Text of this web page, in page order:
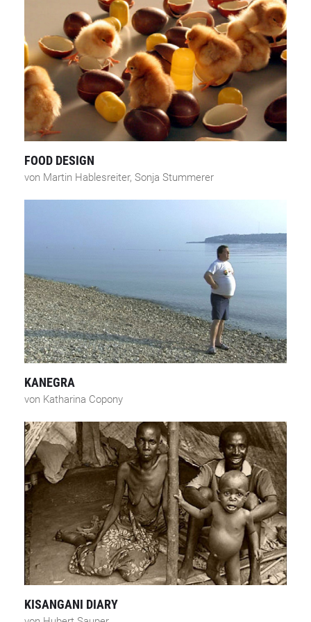
FOOD DESIGN
von Martin Hablesreiter, Sonja Stummerer
KANEGRA
von Katharina Copony
KISANGANI DIARY